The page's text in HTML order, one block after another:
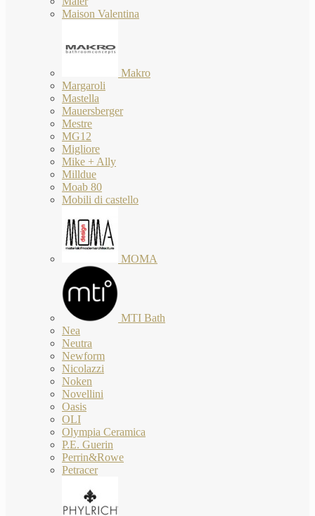
Maison Valentina
Makro
Margaroli
Mastella
Mauersberger
Mestre
MG12
Migliore
Mike + Ally
Milldue
Moab 80
Mobili di castello
MOMA
MTI Bath
Nea
Neutra
Newform
Nicolazzi
Noken
Novellini
Oasis
OLI
Olympia Ceramica
P.E. Guerin
Perrin&Rowe
Petracer